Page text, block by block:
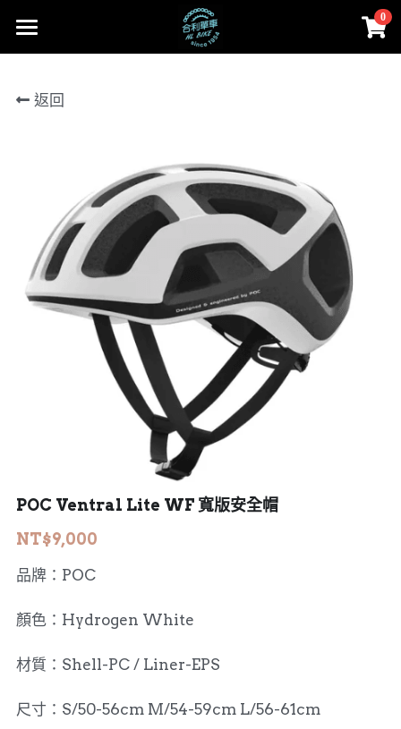
0
首頁
部落格
Cervélo
Colnago 可樂果
Cannondale
Lapierre
MASI
MERIDA 美利達
HASA
instagram
線上賣場
賣場首頁
Cervélo
人身部品
登錄/註冊
搜索
02-2656-2246
andy851012@ymail.com
返回
POC Ventral Lite WF 寬版安全帽
NT$9,000
品牌：POC
顏色：Hydrogen White
材質：Shell-PC / Liner-EPS
尺寸：S/50-56cm M/54-59cm L/56-61cm
×
商品分類
所有商品分類
零件
工具、油品